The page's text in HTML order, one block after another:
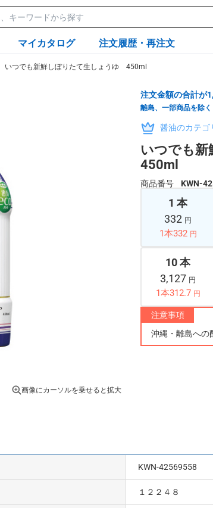
マイカタログ 注文履歴・再注文
いつでも新鮮しぼりたて生しょうゆ 450ml
画像にカーソルを乗せると拡大
注文金額の合計が
離島、一部商品を除く
醤油のカテゴ
いつでも
450ml
商品番号 KWN-
1 本
332 円
1本332 円
10 本
3,127 円
1本312.7 円
注意事項
沖縄・離島への
KWN-42569558
１２２４８